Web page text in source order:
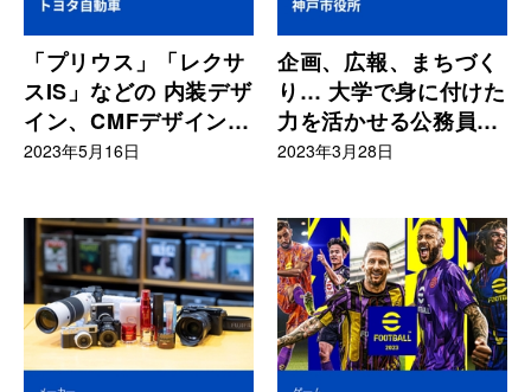
「プリウス」「レクサ
スIS」などの 内装デザ
イン、CMFデザインを
担当
2023年5月16日
企画、広報、まちづく
り… 大学で身に付けた
力を活かせる公務員と
いう選択肢
2023年3月28日